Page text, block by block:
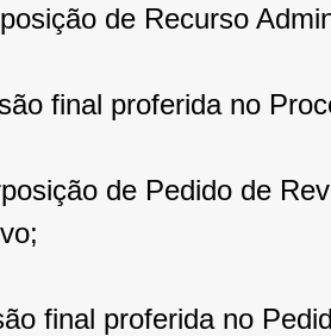
de Recurso
final proferida no
de Pedido de
final proferida no